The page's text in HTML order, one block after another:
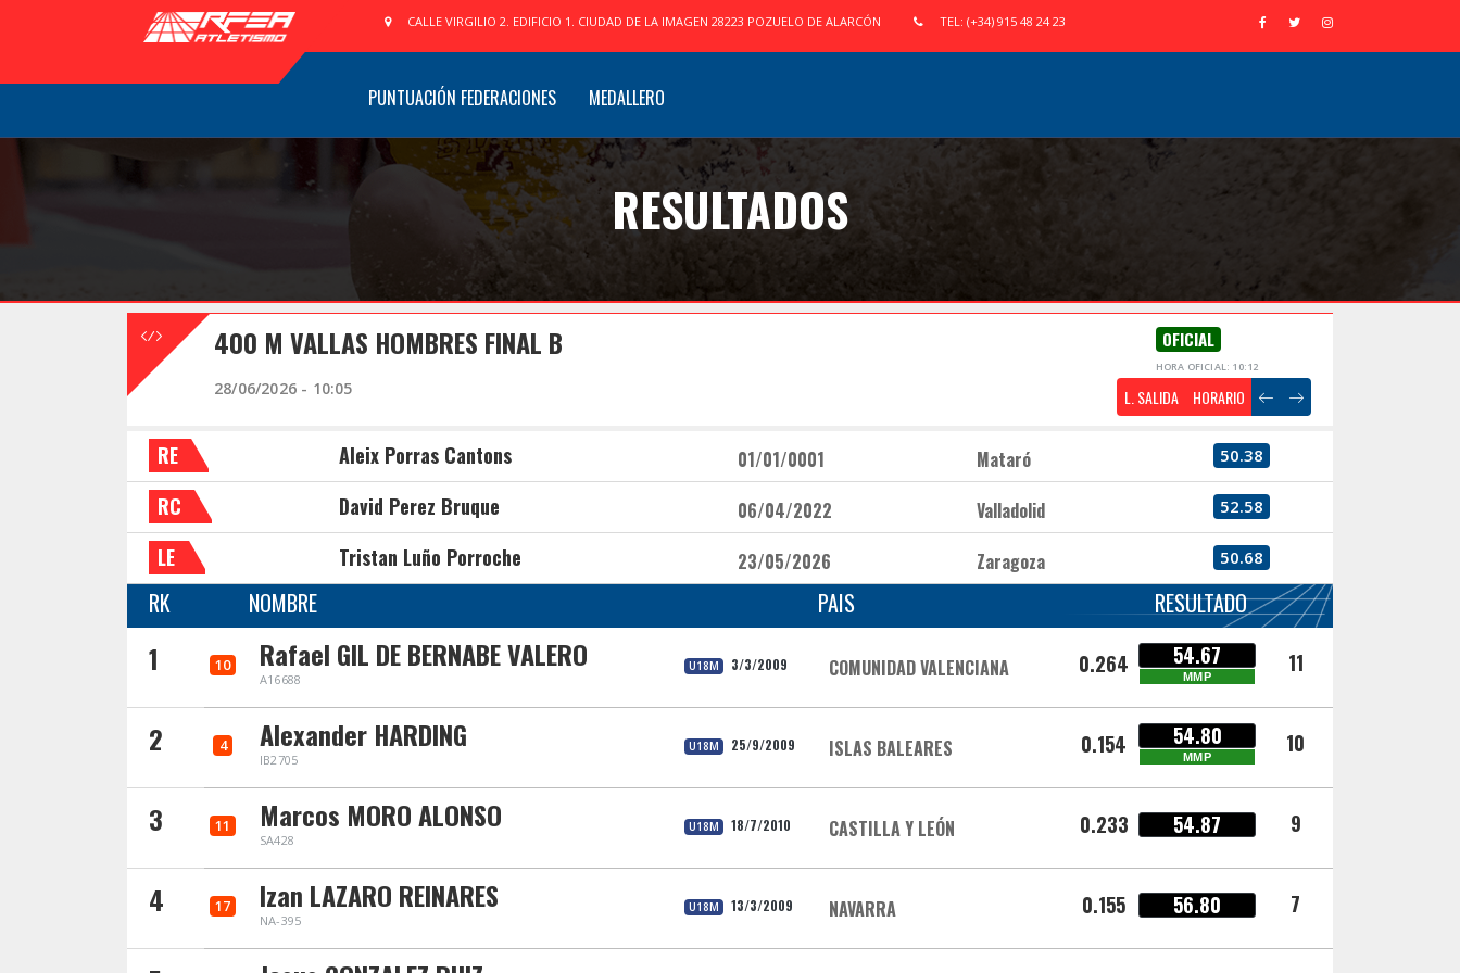
CALLE VIRGILIO 2. EDIFICIO 1. CIUDAD DE LA IMAGEN 28223 POZUELO DE ALARCÓN TEL: (+34) 915 48 24 23
PUNTUACIÓN FEDERACIONES MEDALLERO
RESULTADOS
400 M VALLAS HOMBRES FINAL B OFICIAL
HORA OFICIAL: 10:12
28/06/2026 - 10:05 L. SALIDA HORARIO
RE Aleix Porras Cantons 01/01/0001 Mataró 50.38
RC David Perez Bruque 06/04/2022 Valladolid 52.58
LE Tristan Luño Porroche 23/05/2026 Zaragoza 50.68
RK NOMBRE PAIS RESULTADO
1 10 Rafael GIL DE BERNABE VALERO
A16688
U18M 3/3/2009 COMUNIDAD VALENCIANA 0.264 54.67
MMP 11
2 4 Alexander HARDING
IB2705
U18M 25/9/2009 ISLAS BALEARES 0.154 54.80
MMP 10
3 11 Marcos MORO ALONSO
SA428
U18M 18/7/2010 CASTILLA Y LEÓN 0.233 54.87 9
4 17 Izan LAZARO REINARES
NA-395
U18M 13/3/2009 NAVARRA 0.155 56.80 7